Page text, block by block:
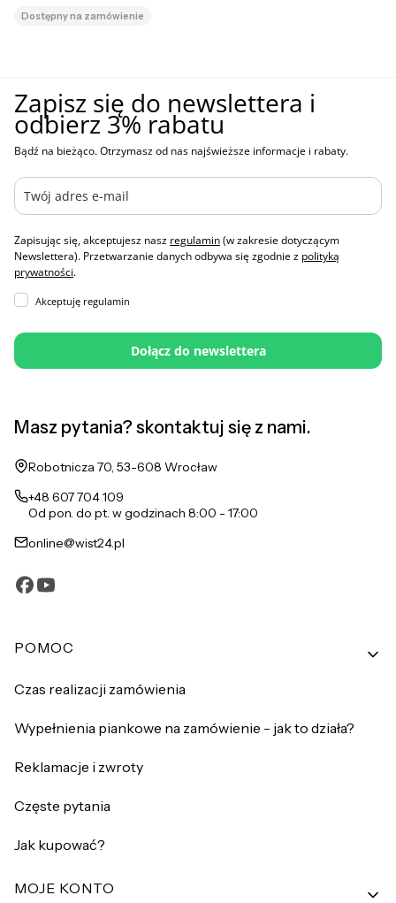
Dostępny na zamówienie
Zapisz się do newslettera i
odbierz 3% rabatu
Bądź na bieżąco. Otrzymasz od nas najświeższe informacje i rabaty.
Zapisując się, akceptujesz nasz regulamin(w zakresie dotyczącym
Newslettera). Przetwarzanie danych odbywa się zgodnie z polityką
prywatności.
Akceptuję regulamin
Dołącz do newslettera
Masz pytania? skontaktuj się z nami.
Adres:
Robotnicza 70, 53-608 Wrocław
+48 607 704 109
Od pon. do pt. w godzinach 8:00 - 17:00
online@wist24.pl
Linki w stopce
POMOC
Czas realizacji zamówienia
Wypełnienia piankowe na zamówienie - jak to działa?
Reklamacje i zwroty
Częste pytania
Jak kupować?
MOJE KONTO